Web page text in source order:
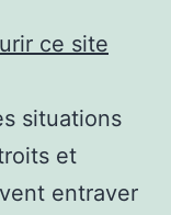
ce site
situations
et
entraver